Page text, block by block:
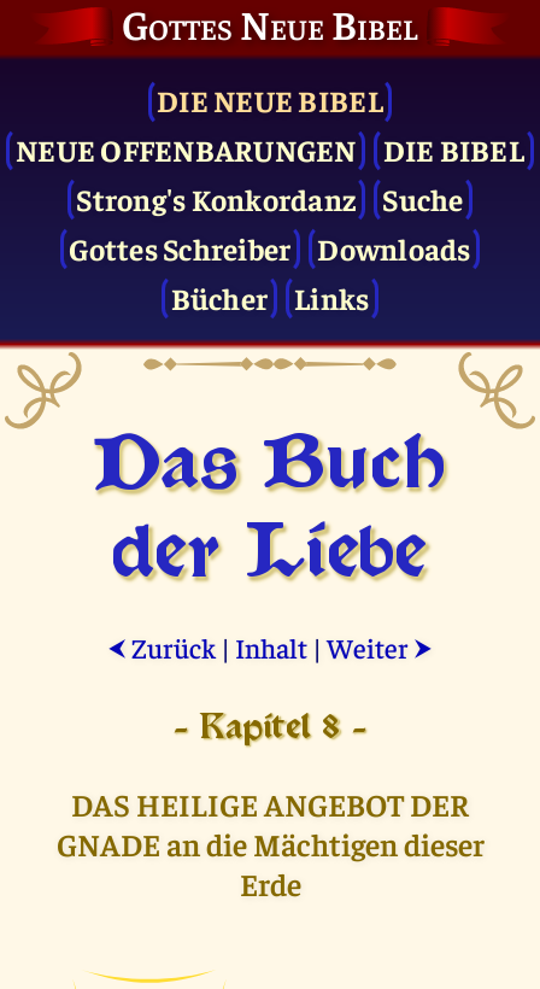
Gottes Neue Bibel
DIE NEUE BIBEL
NEUE OFFENBARUNGEN
DIE BIBEL
Strong's Konkordanz
Suche
Gottes Schreiber
Downloads
Bücher
Links
Das Buch
der Liebe
⮜ Zurück | Inhalt |Weiter ⮞
- Kapitel 8 -
DAS HEILIGE ANGEBOT DER
GNADE an die Mächtigen dieser
Erde